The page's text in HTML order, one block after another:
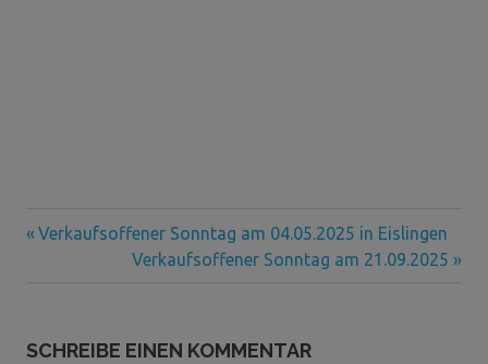
Beitragsnavigation
Vorheriger
Verkaufsoffener Sonntag am 04.05.2025 in Eislingen
Nächster
Verkaufsoffener Sonntag am 21.09.2025
SCHREIBE EINEN KOMMENTAR